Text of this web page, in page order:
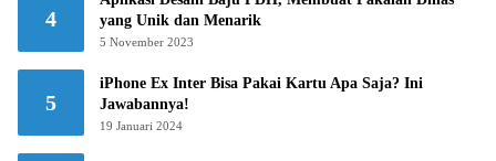
4
yang Unik dan Menarik
5 November 2023
5
iPhone Ex Inter Bisa Pakai Kartu Apa Saja? Ini
Jawabannya!
19 Januari 2024